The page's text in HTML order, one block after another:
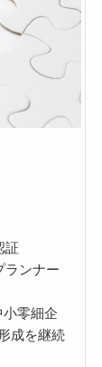
証
ランナー
零細企
成を継続